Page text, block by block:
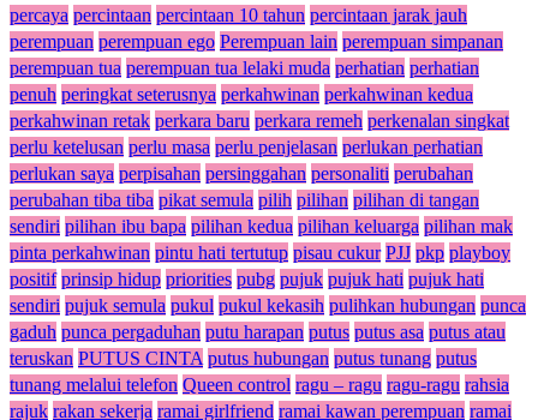
percaya percintaan percintaan 10 tahun percintaan jarak jauh
perempuan perempuan ego Perempuan lain perempuan simpanan
perempuan tua perempuan tua lelaki muda perhatian perhatian
penuh peringkat seterusnya perkahwinan perkahwinan kedua
perkahwinan retak perkara baru perkara remeh perkenalan singkat
perlu ketelusan perlu masa perlu penjelasan perlukan perhatian
perlukan saya perpisahan persinggahan personaliti perubahan
perubahan tiba tiba pikat semula pilih pilihan pilihan di tangan
sendiri pilihan ibu bapa pilihan kedua pilihan keluarga pilihan mak
pinta perkahwinan pintu hati tertutup pisau cukur PJJ pkp playboy
positif prinsip hidup priorities pubg pujuk pujuk hati pujuk hati
sendiri pujuk semula pukul pukul kekasih pulihkan hubungan punca
gaduh punca pergaduhan putu harapan putus putus asa putus atau
teruskan PUTUS CINTA putus hubungan putus tunang putus
tunang melalui telefon Queen control ragu – ragu ragu-ragu rahsia
rajuk rakan sekerja ramai girlfriend ramai kawan perempuan ramai